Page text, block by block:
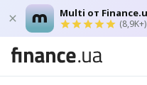
Multi от
(8,9K+)